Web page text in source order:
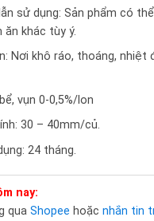
sử dụng: Sản phẩm có
ăn khác tùy ý.
Nơi khô ráo, thoáng, nhiệt
vụn 0-0,5%/lon
30 – 40mm/củ.
24 tháng.
nay:
qua Shopee hoặc nhắn tin